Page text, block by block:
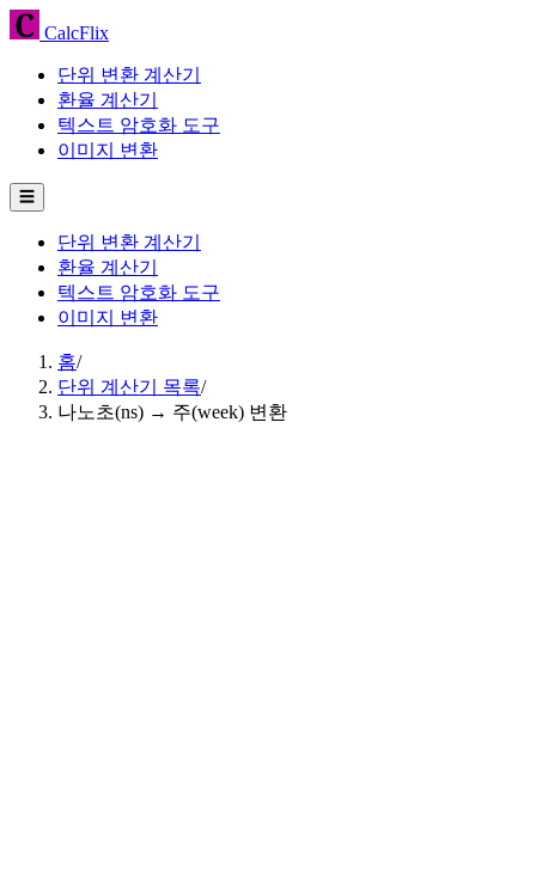
CalcFlix
단위 변환 계산기
환율 계산기
텍스트 암호화 도구
이미지 변환
☰
단위 변환 계산기
환율 계산기
텍스트 암호화 도구
이미지 변환
홈/
단위 계산기 목록/
나노초(ns) → 주(week) 변환